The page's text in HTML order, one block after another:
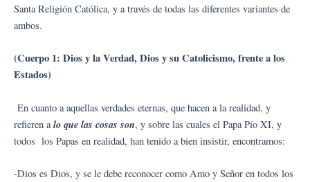
Santa Religión Católica, y a través de todas las diferentes variantes de
ambos.
(Cuerpo 1: Dios y la Verdad, Dios y su Catolicismo, frente a los
Estados)
En cuanto a aquellas verdades eternas, que hacen a la realidad, y
refieren a lo que las cosas son, y sobre las cuales el Papa Pío XI, y
todos los Papas en realidad, han tenido a bien insistir, encontramos:
-Dios es Dios, y se le debe reconocer como Amo y Señor en todos los